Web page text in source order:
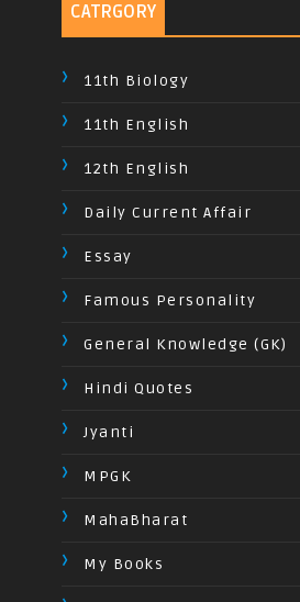
CATRGORY
11th Biology
11th English
12th English
Daily Current Affair
Essay
Famous Personality
General Knowledge (GK)
Hindi Quotes
Jyanti
MPGK
MahaBharat
My Books